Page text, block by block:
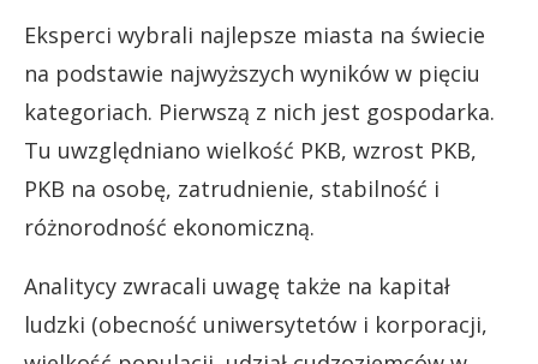
Eksperci wybrali najlepsze miasta na świecie
na podstawie najwyższych wyników w pięciu
kategoriach. Pierwszą z nich jest gospodarka.
Tu uwzględniano wielkość PKB, wzrost PKB,
PKB na osobę, zatrudnienie, stabilność i
różnorodność ekonomiczną.
Analitycy zwracali uwagę także na kapitał
ludzki (obecność uniwersytetów i korporacji,